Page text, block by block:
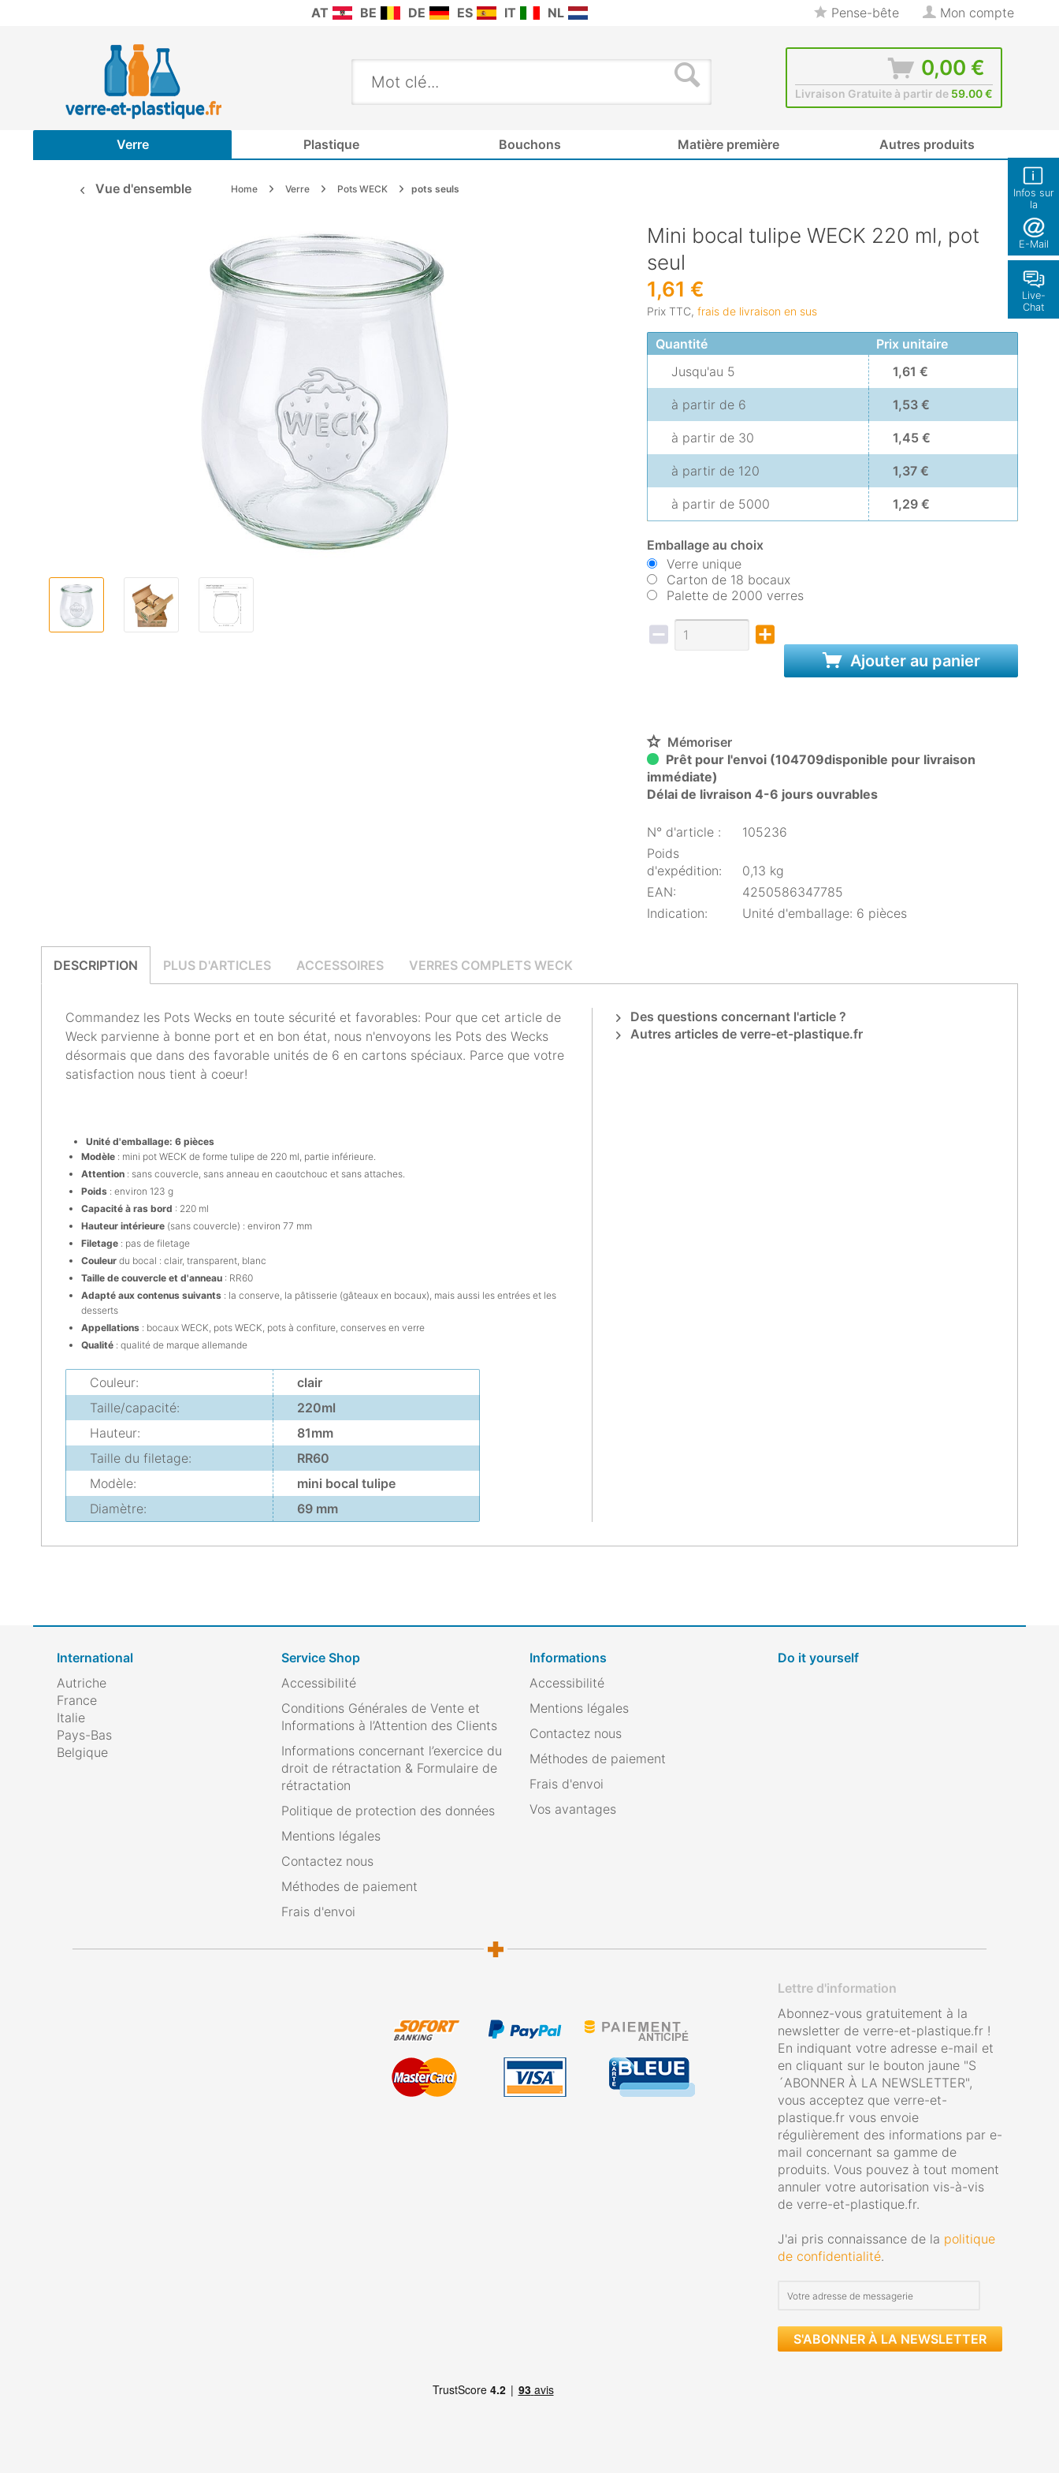
Infos sur
la
boutique
E-Mail
Live-
Chat
AT BE DE ES IT NL Pense-bête Mon compte
0,00 €
Livraison Gratuite à partir de 59.00 €
Verre Plastique Bouchons Matière première Autres produits
Vue d'ensemble Home Verre Pots WECK pots seuls
Mini bocal tulipe WECK 220 ml, pot
seul
1,61 €
Prix TTC, frais de livraison en sus
Quantité
Prix unitaire
Jusqu'au 5 1,61 €
à partir de 6 1,53 €
à partir de 30 1,45 €
à partir de 120 1,37 €
à partir de 5000 1,29 €
Emballage au choix
Verre unique
Carton de 18 bocaux
Palette de 2000 verres
Ajouter au panier
Mémoriser
Prêt pour l'envoi (104709disponible pour livraison
immédiate)
Délai de livraison 4-6 jours ouvrables
N° d'article :
105236
Poids
d'expédition:
0,13 kg
EAN:
4250586347785
Indication:
Unité d'emballage: 6 pièces
DESCRIPTION PLUS D'ARTICLES ACCESSOIRES VERRES COMPLETS WECK
Commandez les Pots Wecks en toute sécurité et favorables: Pour que cet article de
Weck parvienne à bonne port et en bon état, nous n'envoyons les Pots des Wecks
désormais que dans des favorable unités de 6 en cartons spéciaux. Parce que votre
satisfaction nous tient à coeur!
Unité d'emballage: 6 pièces
Modèle : mini pot WECK de forme tulipe de 220 ml, partie inférieure.
Attention : sans couvercle, sans anneau en caoutchouc et sans attaches.
Poids : environ 123 g
Capacité à ras bord : 220 ml
Hauteur intérieure (sans couvercle) : environ 77 mm
Filetage : pas de filetage
Couleur du bocal : clair, transparent, blanc
Taille de couvercle et d'anneau : RR60
Adapté aux contenus suivants : la conserve, la pâtisserie (gâteaux en bocaux), mais aussi les entrées et les
desserts
Appellations : bocaux WECK, pots WECK, pots à confiture, conserves en verre
Qualité : qualité de marque allemande
Couleur:
clair
Taille/capacité:
220ml
Hauteur:
81mm
Taille du filetage:
RR60
Modèle:
mini bocal tulipe
Diamètre:
69 mm
Des questions concernant l'article ?
Autres articles de verre-et-plastique.fr
International
Autriche
France
Italie
Pays-Bas
Belgique
Service Shop
Accessibilité
Conditions Générales de Vente et
Informations à l’Attention des Clients
Informations concernant l’exercice du
droit de rétractation & Formulaire de
rétractation
Politique de protection des données
Mentions légales
Contactez nous
Méthodes de paiement
Frais d'envoi
Informations
Accessibilité
Mentions légales
Contactez nous
Méthodes de paiement
Frais d'envoi
Vos avantages
Do it yourself
Lettre d'information
Abonnez-vous gratuitement à la
newsletter de verre-et-plastique.fr !
En indiquant votre adresse e-mail et
en cliquant sur le bouton jaune "S
´ABONNER À LA NEWSLETTER",
vous acceptez que verre-et-
plastique.fr vous envoie
régulièrement des informations par e-
mail concernant sa gamme de
produits. Vous pouvez à tout moment
annuler votre autorisation vis-à-vis
de verre-et-plastique.fr.
J'ai pris connaissance de la politique
de confidentialité.
S'ABONNER À LA NEWSLETTER